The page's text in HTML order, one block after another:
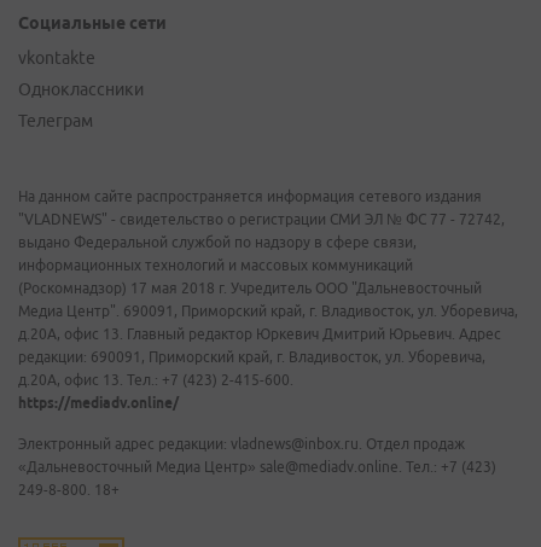
Социальные сети
vkontakte
Одноклассники
Телеграм
На данном сайте распространяется информация сетевого издания
"VLADNEWS" - свидетельство о регистрации СМИ ЭЛ № ФС 77 - 72742,
выдано Федеральной службой по надзору в сфере связи,
информационных технологий и массовых коммуникаций
(Роскомнадзор) 17 мая 2018 г. Учредитель ООО "Дальневосточный
Медиа Центр". 690091, Приморский край, г. Владивосток, ул. Уборевича,
д.20А, офис 13. Главный редактор Юркевич Дмитрий Юрьевич. Адрес
редакции: 690091, Приморский край, г. Владивосток, ул. Уборевича,
д.20А, офис 13. Тел.: +7 (423) 2-415-600.
https://mediadv.online/
Электронный адрес редакции: vladnews@inbox.ru. Отдел продаж
«Дальневосточный Медиа Центр» sale@mediadv.online. Тел.: +7 (423)
249-8-800. 18+